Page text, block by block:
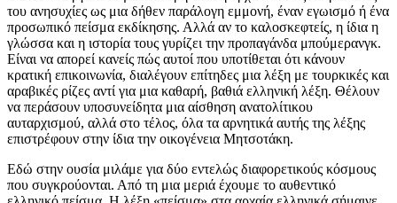
του ανησυχίες ως μια δήθεν παράλογη εμμονή, έναν εγωισμό ή ένα
προσωπικό πείσμα εκδίκησης. Αλλά αν το καλοσκεφτείς, η ίδια η
γλώσσα και η ιστορία τους γυρίζει την προπαγάνδα μπούμερανγκ.
Είναι να απορεί κανείς πώς αυτοί που υποτίθεται ότι κάνουν
κρατική επικοινωνία, διαλέγουν επίτηδες μια λέξη με τουρκικές και
αραβικές ρίζες αντί για μια καθαρή, βαθιά ελληνική λέξη. Θέλουν
να περάσουν υποσυνείδητα μια αίσθηση ανατολίτικου
αυταρχισμού, αλλά στο τέλος, όλα τα αρνητικά αυτής της λέξης
επιστρέφουν στην ίδια την οικογένεια Μητσοτάκη.
Εδώ στην ουσία μιλάμε για δύο εντελώς διαφορετικούς κόσμους
που συγκρούονται. Από τη μια μεριά έχουμε το αυθεντικό